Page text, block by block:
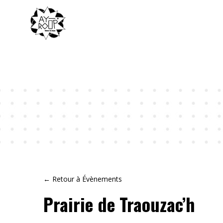
← Retour à Évènements
Prairie de Traouzac’h